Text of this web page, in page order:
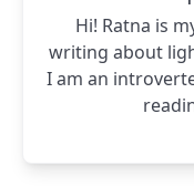
Hi! Ratna is
writing about
I am an